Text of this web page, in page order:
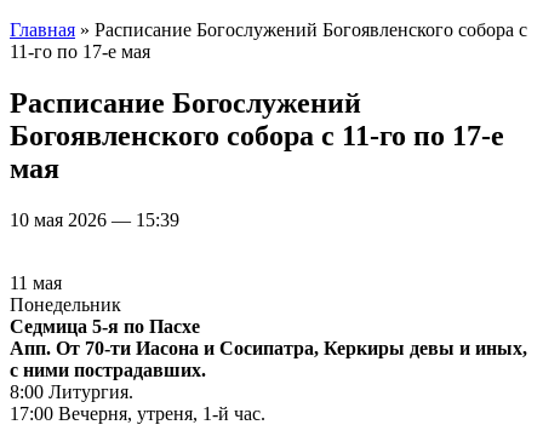
Вы здесь
Главная » Расписание Богослужений Богоявленского собора с
11-го по 17-е мая
Расписание Богослужений
Богоявленского собора с 11-го по 17-е
мая
10 мая 2026 — 15:39
11 мая
Понедельник
Седмица 5-я по Пасхе
Апп. От 70-ти Иасона и Сосипатра, Керкиры девы и иных,
с ними пострадавших.
8:00 Литургия.
17:00 Вечерня, утреня, 1-й час.